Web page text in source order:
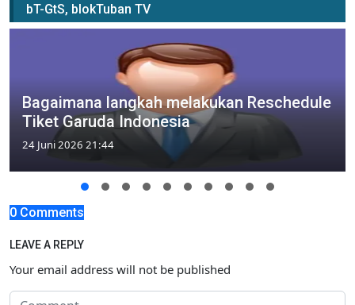
bT-GtS, blokTuban TV
Bagaimana langkah melakukan Reschedule
Tiket Garuda Indonesia
24 Juni 2026 21:44
0 Comments
LEAVE A REPLY
Your email address will not be published